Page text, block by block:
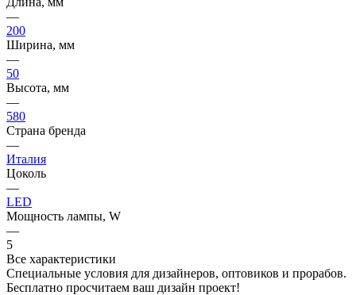
—
200
Ширина, мм
—
50
Высота, мм
—
580
Страна бренда
—
Италия
Цоколь
—
LED
Мощность лампы, W
—
5
Все характеристики
Специальные условия для дизайнеров, оптовиков и прорабов.
Бесплатно просчитаем ваш дизайн проект!